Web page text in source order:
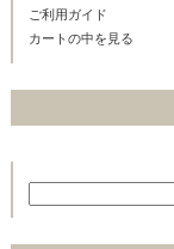
ご利用ガイド
カートの中を見る